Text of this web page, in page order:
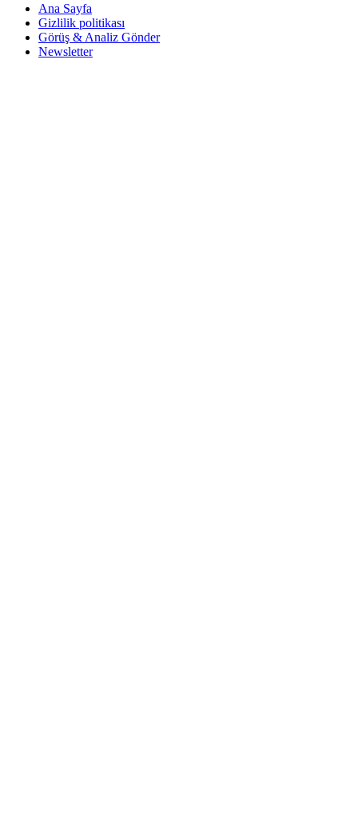
Ana Sayfa
Gizlilik politikası
Görüş & Analiz Gönder
Newsletter